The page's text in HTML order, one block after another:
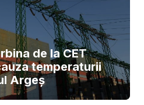
de la CET
temperaturii
Argeș